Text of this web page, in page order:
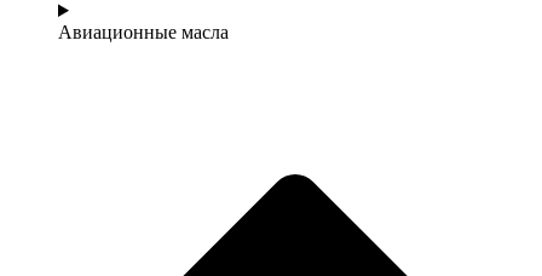
Авиационные масла